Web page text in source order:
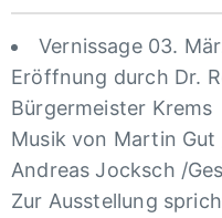
Vernissage 03.
Eröffnung durch Dr.
Bürgermeister Krems
Musik von Martin
Andreas Jocksch /
Zur Ausstellung